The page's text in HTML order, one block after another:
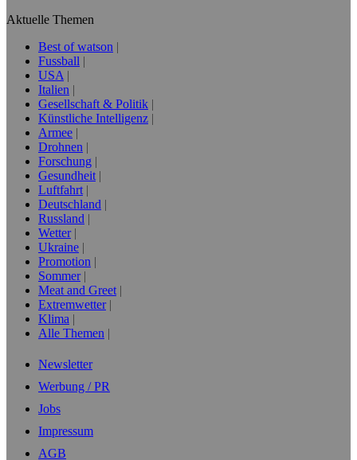
Aktuelle Themen
Best of watson
Fussball
USA
Italien
Gesellschaft & Politik
Künstliche Intelligenz
Armee
Drohnen
Forschung
Gesundheit
Luftfahrt
Deutschland
Russland
Wetter
Ukraine
Promotion
Sommer
Meat and Greet
Extremwetter
Klima
Alle Themen
Newsletter
Werbung / PR
Jobs
Impressum
AGB